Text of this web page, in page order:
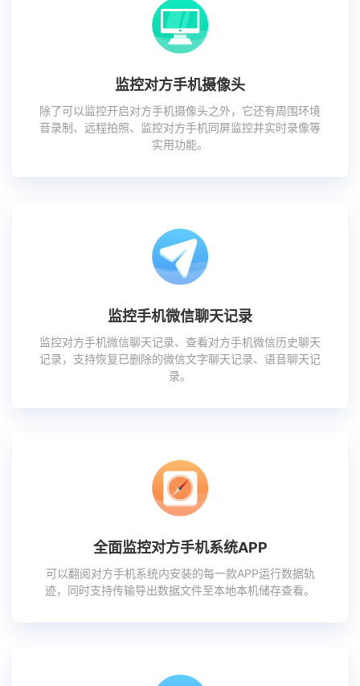
监控对方手机摄像头
除了可以监控开启对方手机摄像头之外，它还有周围环境
音录制、远程拍照、监控对方手机同屏监控并实时录像等
实用功能。
监控手机微信聊天记录
监控对方手机微信聊天记录、查看对方手机微信历史聊天
记录，支持恢复已删除的微信文字聊天记录、语音聊天记
录。
全面监控对方手机系统APP
可以翻阅对方手机系统内安装的每一款APP运行数据轨
迹，同时支持传输导出数据文件至本地本机储存查看。